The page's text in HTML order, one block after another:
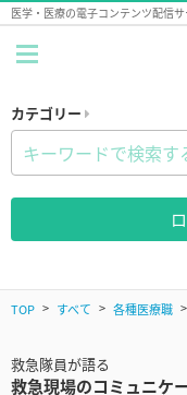
医学・医療の電子コンテンツ配信
カテゴリー
TOP すべて 各種医療職
救急隊員が語る
救急現場のコミュニケ